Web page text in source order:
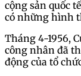
cộng sản quốc
có những hình
Tháng 4-1956,
công nhân đã
động của tổ